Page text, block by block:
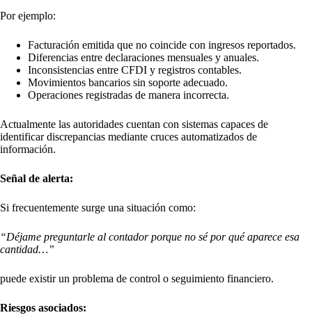
Por ejemplo:
Facturación emitida que no coincide con ingresos reportados.
Diferencias entre declaraciones mensuales y anuales.
Inconsistencias entre CFDI y registros contables.
Movimientos bancarios sin soporte adecuado.
Operaciones registradas de manera incorrecta.
Actualmente las autoridades cuentan con sistemas capaces de
identificar discrepancias mediante cruces automatizados de
información.
Señal de alerta:
Si frecuentemente surge una situación como:
“Déjame preguntarle al contador porque no sé por qué aparece esa
cantidad…”
puede existir un problema de control o seguimiento financiero.
Riesgos asociados: